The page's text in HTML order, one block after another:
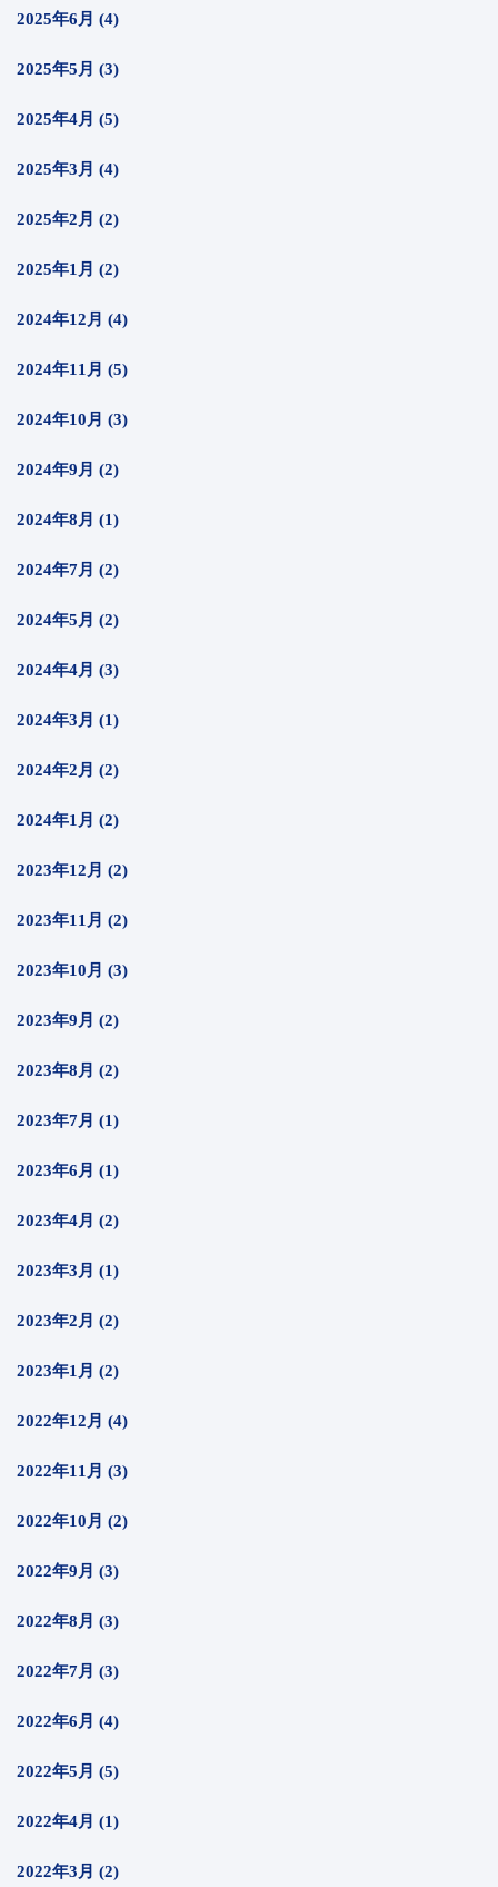
2025年6月 (4)
2025年5月 (3)
2025年4月 (5)
2025年3月 (4)
2025年2月 (2)
2025年1月 (2)
2024年12月 (4)
2024年11月 (5)
2024年10月 (3)
2024年9月 (2)
2024年8月 (1)
2024年7月 (2)
2024年5月 (2)
2024年4月 (3)
2024年3月 (1)
2024年2月 (2)
2024年1月 (2)
2023年12月 (2)
2023年11月 (2)
2023年10月 (3)
2023年9月 (2)
2023年8月 (2)
2023年7月 (1)
2023年6月 (1)
2023年4月 (2)
2023年3月 (1)
2023年2月 (2)
2023年1月 (2)
2022年12月 (4)
2022年11月 (3)
2022年10月 (2)
2022年9月 (3)
2022年8月 (3)
2022年7月 (3)
2022年6月 (4)
2022年5月 (5)
2022年4月 (1)
2022年3月 (2)